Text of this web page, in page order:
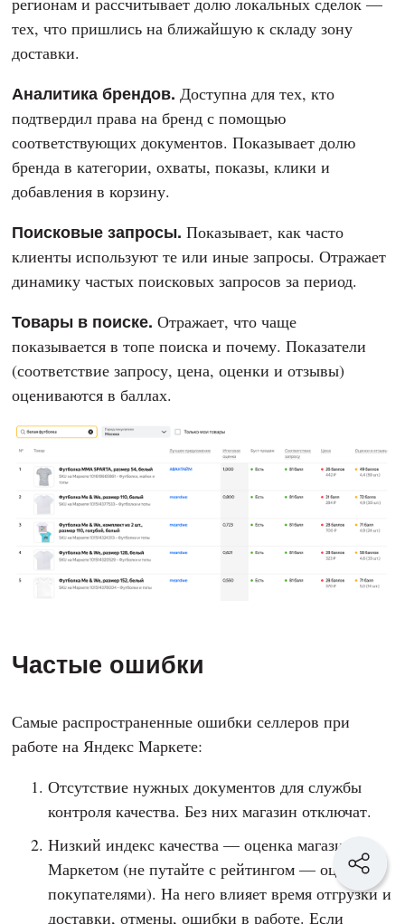
тех, что пришлись на ближайшую к складу зону
доставки.
Аналитика брендов. Доступна для тех, кто
подтвердил права на бренд с помощью
соответствующих документов. Показывает долю
бренда в категории, охваты, показы, клики и
добавления в корзину.
Поисковые запросы. Показывает, как часто
клиенты используют те или иные запросы. Отражает
динамику частых поисковых запросов за период.
Товары в поиске. Отражает, что чаще
показывается в топе поиска и почему. Показатели
(соответствие запросу, цена, оценки и отзывы)
оцениваются в баллах.
Частые ошибки
Самые распространенные ошибки селлеров при
работе на Яндекс Маркете:
Отсутствие нужных документов для службы
контроля качества. Без них магазин отключат.
Низкий индекс качества — оценка магазина
Маркетом (не путайте с рейтингом — оценкой
покупателями). На него влияет время отгрузки и
доставки, отмены, ошибки в работе. Если